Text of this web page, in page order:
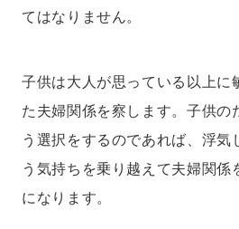
てはなりません。
子供は大人が思っている以上に
た夫婦関係を察します。子供の
う選択をするのであれば、浮気
う気持ちを乗り越えて夫婦関係
になります。